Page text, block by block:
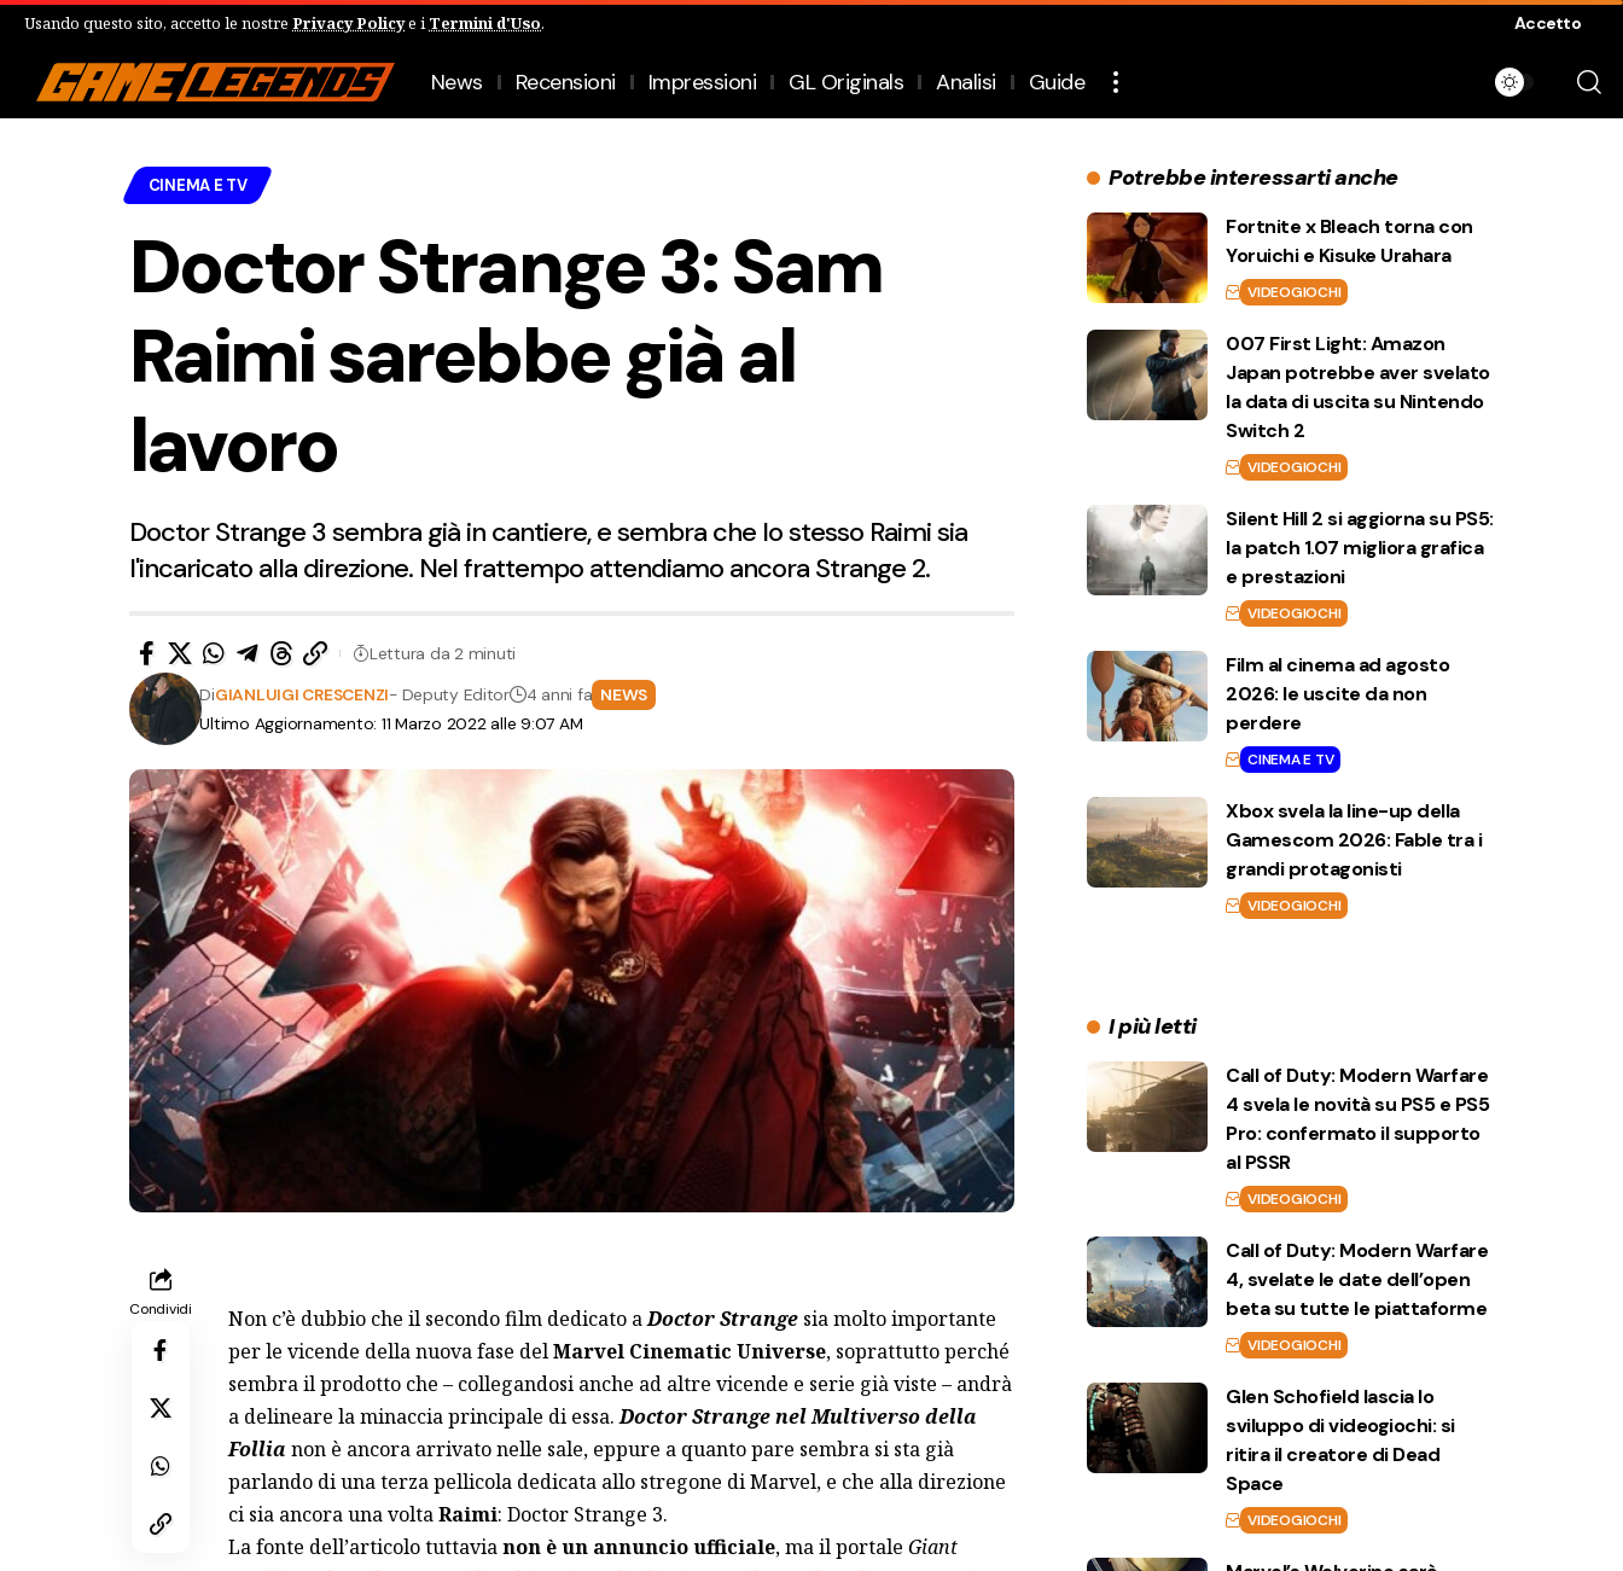
Usando questo sito, accetto le nostre Privacy Policye i Termini d'Uso. Accetto
News Recensioni Impressioni GL Originals Analisi Guide
CINEMA E TV
Doctor Strange 3: Sam
Raimi sarebbe già al
lavoro
Doctor Strange 3 sembra già in cantiere, e sembra che lo stesso Raimi sia
l'incaricato alla direzione. Nel frattempo attendiamo ancora Strange 2.
Ultimo Aggiornamento: 11 Marzo 2022 alle 9:07 AM
DiGIANLUIGI CRESCENZI- Deputy Editor 4 anni fa NEWS
Lettura da 2 minuti
Condividi Non c’è dubbio che il secondo film dedicato aDoctor Strangesia molto importante
per le vicende della nuova fase delMarvel Cinematic Universe, soprattutto perché
sembra il prodotto che – collegandosi anche ad altre vicende e serie già viste – andrà
a delineare la minaccia principale di essa.Doctor Strange nel Multiverso della
Follia non è ancora arrivato nelle sale, eppure a quanto pare sembra si sta già
parlando di una terza pellicola dedicata allo stregone di Marvel, e che alla direzione
ci sia ancora una voltaRaimi: Doctor Strange 3.
La fonte dell’articolo tuttavianon è un annuncio ufficiale, ma il portale Giant
Potrebbe interessarti anche
Fortnite x Bleach torna con
Yoruichi e Kisuke Urahara
VIDEOGIOCHI
007 First Light: Amazon
Japan potrebbe aver svelato
la data di uscita su Nintendo
Switch 2
VIDEOGIOCHI
Silent Hill 2 si aggiorna su PS5:
la patch 1.07 migliora grafica
e prestazioni
VIDEOGIOCHI
Film al cinema ad agosto
2026: le uscite da non
perdere
CINEMA E TV
Xbox svela la line-up della
Gamescom 2026: Fable tra i
grandi protagonisti
VIDEOGIOCHI
I più letti
Call of Duty: Modern Warfare
4 svela le novità su PS5 e PS5
Pro: confermato il supporto
al PSSR
VIDEOGIOCHI
Call of Duty: Modern Warfare
4, svelate le date dell’open
beta su tutte le piattaforme
VIDEOGIOCHI
Glen Schofield lascia lo
sviluppo di videogiochi: si
ritira il creatore di Dead
Space
VIDEOGIOCHI